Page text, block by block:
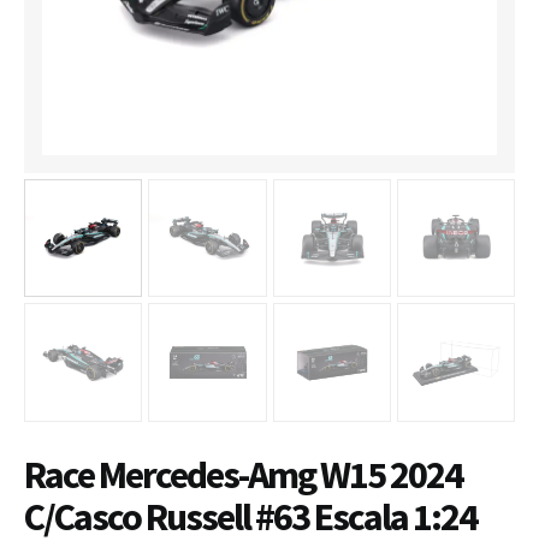
Race Mercedes-Amg W15 2024
C/Casco Russell #63 Escala 1:24